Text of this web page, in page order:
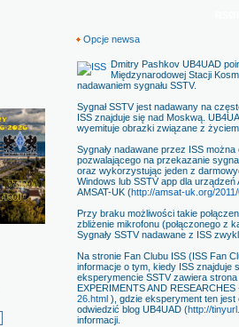
Opcje newsa
Dmitry Pashkov UB4UAD
Międzynarodowej Stacji
nadawaniem sygnału SSTV.
Sygnał SSTV jest nadawany na
ISS znajduje się nad Moskwą.
wyemituje obrazki związane z
Sygnały nadawane przez ISS
pozwalającego na przekazanie
oraz wykorzystując jeden z
Windows lub SSTV app dla
AMSAT-UK (http://amsat-uk.org/
Przy braku możliwości takie
zbliżenie mikrofonu (połączonego z
Sygnały SSTV nadawane z ISS
Na stronie Fan Clubu ISS (ISS Fan
informacje o tym, kiedy ISS znajduje
eksperymencie SSTV zawiera
EXPERIMENTS AND
26.html ), gdzie eksperyment ten
odwiedzić blog UB4UAD (http://
informacji.